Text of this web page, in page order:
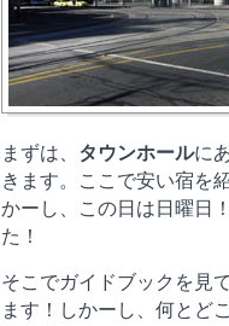
まずは、 タウンホールに
きます。ここで安い宿を
かーし、この日は日曜日
た！
そこでガイドブックを見
ます！しかーし、何とど